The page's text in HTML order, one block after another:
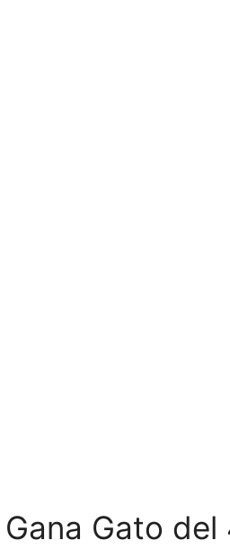
Gato